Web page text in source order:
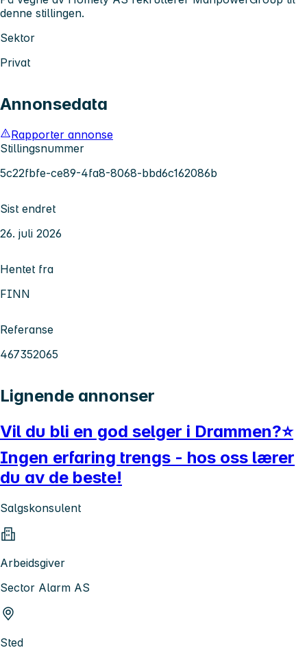
denne stillingen.
Sektor
Privat
Annonsedata
Rapporter annonse
Stillingsnummer
5c22fbfe-ce89-4fa8-8068-bbd6c162086b
Sist endret
26. juli 2026
Hentet fra
FINN
Referanse
467352065
Lignende annonser
Vil du bli en god selger i Drammen?⭐
Ingen erfaring trengs - hos oss lærer
du av de beste!
Salgskonsulent
Arbeidsgiver
Sector Alarm AS
Sted